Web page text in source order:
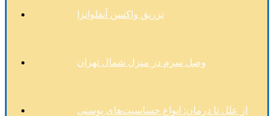
تزریق واکسن آنفلوانزا
وصل سرم در منزل شمال تهران
از علل تا درمان: انواع حساسیت‌های پوستی